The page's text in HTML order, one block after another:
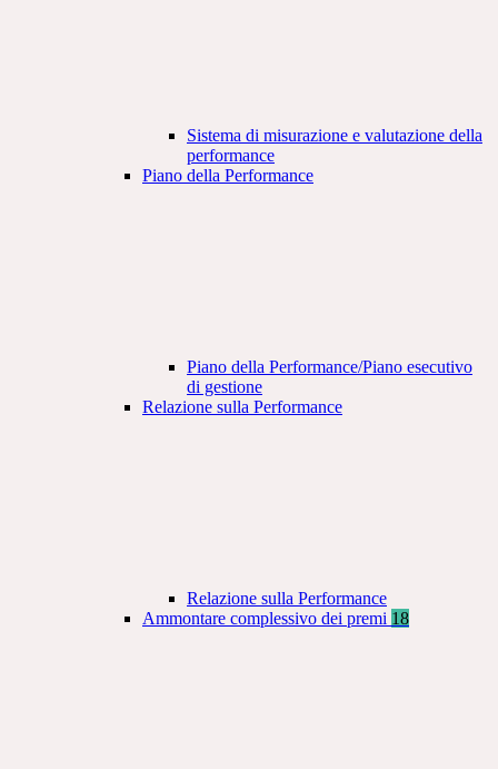
Sistema di misurazione e valutazione della
performance
Piano della Performance
Piano della Performance/Piano esecutivo
di gestione
Relazione sulla Performance
Relazione sulla Performance
Ammontare complessivo dei premi 18